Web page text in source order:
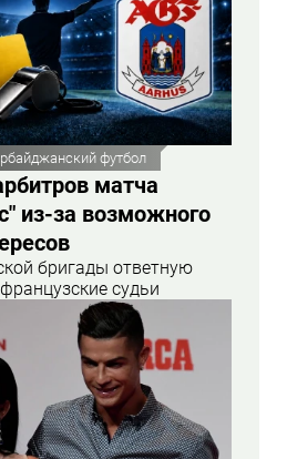
футбол
матча
из-за возможного
бригады ответную
судьи